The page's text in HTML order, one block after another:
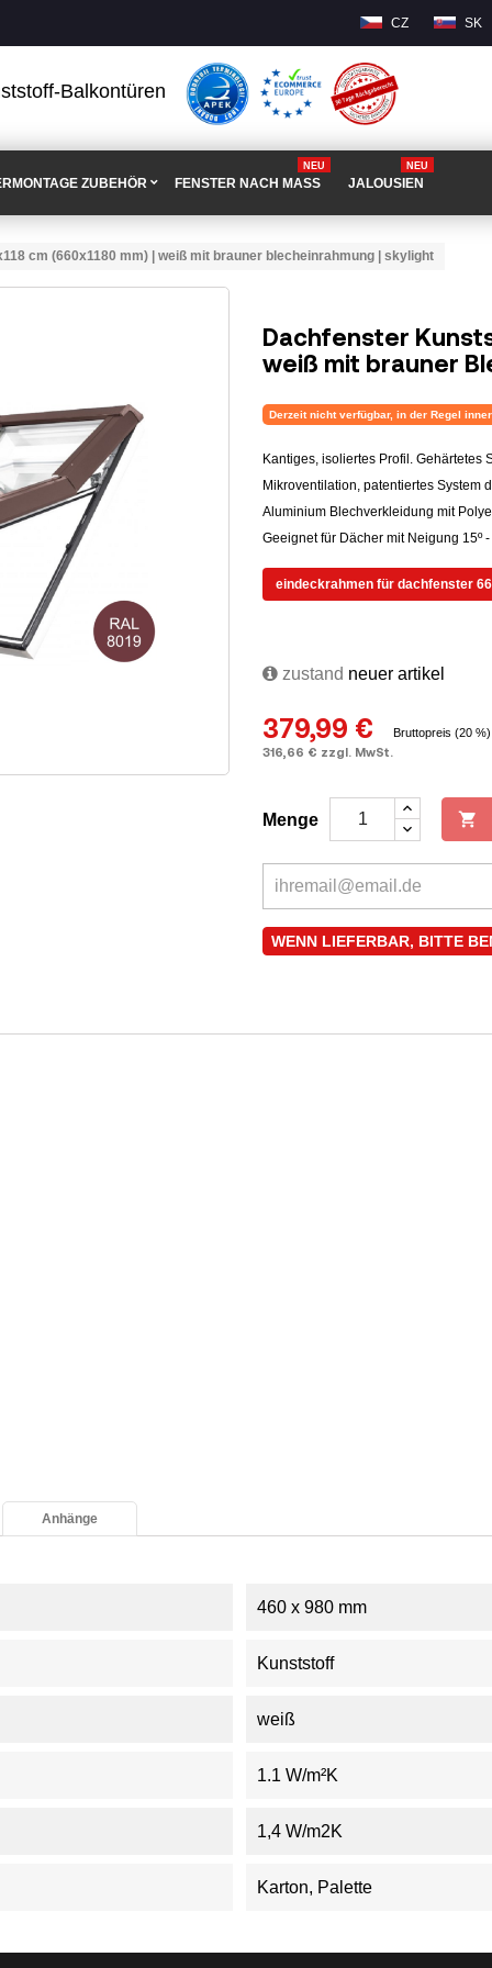
CZ SK
Balkontüren
ZUBEHÖR FENSTER NACH MASS
NEU
JALOUSIEN
NEU
cm (660x1180 mm) | weiß mit brauner blecheinrahmung | skylight
Dachfenster
weiß mit brauner
Derzeit nicht verfügbar, in der Regel
Kantiges, isoliertes Profil. Gehärtetes
Mikroventilation, patentiertes System
Aluminium Blechverkleidung mit
Geeignet für Dächer mit Neigung 15º -
eindeckrahmen für dachfenster
zustand neuer artikel
379,99 €
316,66 € zzgl. MwSt.
Bruttopreis (20
Menge 
WENN LIEFERBAR, BITTE
Anhänge
460 x 980 mm
Kunststoff
weiß
1.1 W/m²K
1,4 W/m2K
Karton, Palette